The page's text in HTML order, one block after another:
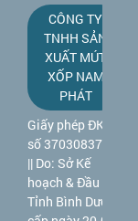
CÔNG TY
TNHH SẢN
XUẤT MÚT
XỐP NAM
PHÁT
Giấy phép ĐKKD
số 3703083781
|| Do: Sở Kế
hoạch & Đầu tư
Tỉnh Bình Dương